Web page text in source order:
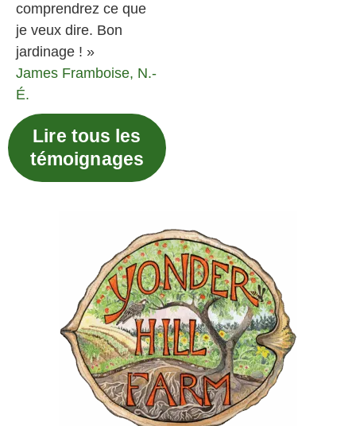
comprendrez ce que
je veux dire. Bon
jardinage ! »
James Framboise, N.-
É.
Lire tous les
témoignages